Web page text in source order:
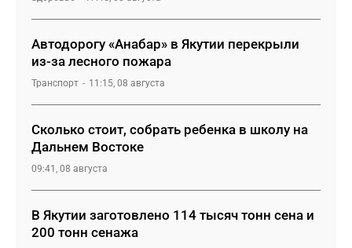
Автодорогу «Анабар» в Якутии перекрыли
из-за лесного пожара
Транспорт 11:15, 08 августа
Сколько стоит, собрать ребенка в школу на
Дальнем Востоке
09:41, 08 августа
В Якутии заготовлено 114 тысяч тонн сена и
200 тонн сенажа